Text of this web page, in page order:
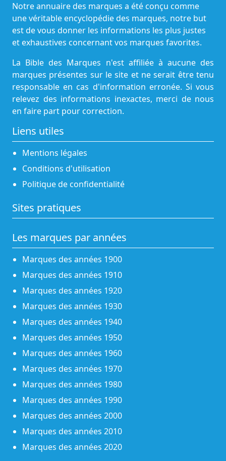
Notre annuaire des marques a été conçu comme
une véritable encyclopédie des marques, notre but
est de vous donner les informations les plus justes
et exhaustives concernant vos marques favorites.
La Bible des Marques n'est affiliée à aucune des
marques présentes sur le site et ne serait être tenu
responsable en cas d'information erronée. Si vous
relevez des informations inexactes, merci de nous
en faire part pour correction.
Liens utiles
Mentions légales
Conditions d'utilisation
Politique de confidentialité
Sites pratiques
Les marques par années
Marques des années 1900
Marques des années 1910
Marques des années 1920
Marques des années 1930
Marques des années 1940
Marques des années 1950
Marques des années 1960
Marques des années 1970
Marques des années 1980
Marques des années 1990
Marques des années 2000
Marques des années 2010
Marques des années 2020